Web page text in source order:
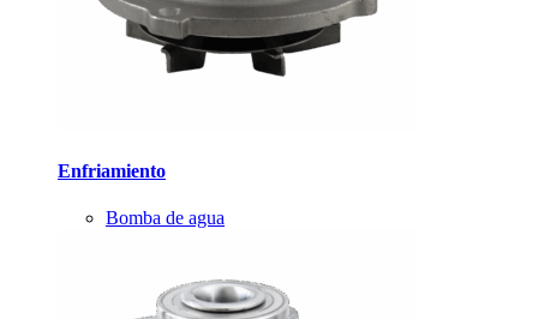
Enfriamiento
Bomba de agua